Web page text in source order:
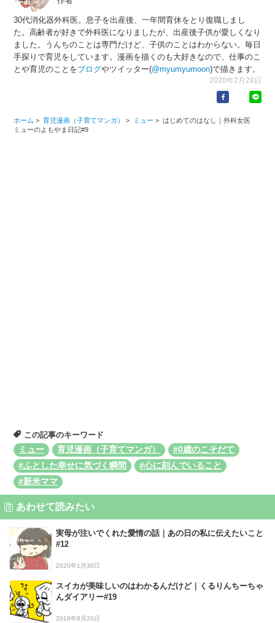
30代消化器外科医。息子を出産後、一年間育休をとり復職しまし
た。高齢者が好きで外科医になりましたが、出産後子供が愛しくなり
ました。うんちのことは専門だけど、子供のことはわからない。毎日
手探りで育児をしています。漫画を描くのも大好きなので、仕事のこ
とや育児のことをブログやツイッター(@myumyumoon)で描きます。
2020年2月28日
ホーム > 育児漫画（子育てマンガ） > ミュー > はじめてのはなし｜外科女医
ミューのよもやま日記#9
この記事のキーワード
ミュー
育児漫画（子育てマンガ）
#0歳のこそだて
#ふとした幸せに気づく瞬間
#心に刻んでいること
#新米ママ
あわせて読みたい
実母が注いでくれた愛情の話｜あの日の私に伝えたいこと
#12
2020年1月30日
スイカが美味しいのはわかるんだけど｜くるりんちーちゃ
んダイアリー#19
2019年8月20日